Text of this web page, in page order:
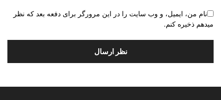
نام من، ایمیل، و وب سایت را در این مرورگر برای دفعه بعد که نظر
میدهم ذخیره کنم.